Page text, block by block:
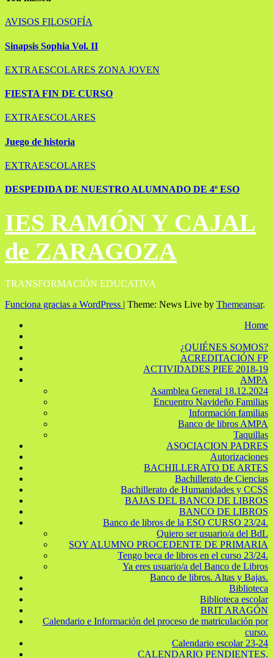
AVISOS FILOSOFÍA
Sinapsis Sophia Vol. II
EXTRAESCOLARES ZONA JOVEN
FIESTA FIN DE CURSO
EXTRAESCOLARES
Juego de historia
EXTRAESCOLARES
DESPEDIDA DE NUESTRO ALUMNADO DE 4º ESO
IES RAMÓN Y CAJAL
de ZARAGOZA
TRANSFORMACIÓN EDUCATIVA
Funciona gracias a WordPress | Theme: News Live by Themeansar.
Home
¿QUIÉNES SOMOS?
ACREDITACIÓN FP
ACTIVIDADES PIEE 2018-19
AMPA
Asamblea General 18.12.2024
Encuentro Navideño Familias
Información familias
Banco de libros AMPA
Taquillas
ASOCIACION PADRES
Autorizaciones
BACHILLERATO DE ARTES
Bachillerato de Ciencias
Bachillerato de Humanidades y CCSS
BAJAS DEL BANCO DE LIBROS
BANCO DE LIBROS
Banco de libros de la ESO CURSO 23/24.
Quiero ser usuario/a del BdL
SOY ALUMNO PROCEDENTE DE PRIMARIA
Tengo beca de libros en el curso 23/24.
Ya eres usuario/a del Banco de Libros
Banco de libros. Altas y Bajas.
Biblioteca
Biblioteca escolar
BRIT ARAGÓN
Calendario e Información del proceso de matriculación por
curso.
Calendario escolar 23-24
CALENDARIO PENDIENTES.